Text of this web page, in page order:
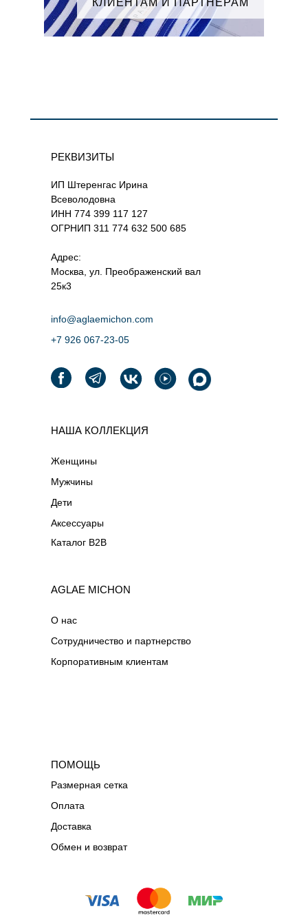
КЛИЕНТАМ И ПАРТНЁРАМ
Размерная сетка
ПОМОЩЬ
Оплата
Женщины
О нас
НАША КОЛЛЕКЦИЯ
AGLAE MICHON
+7 926 067-23-05‬
Мужчины
Дети
Аксессуары
Доставка
Сотрудничество и партнерство
Корпоративным клиентам
ИП Штеренгас Ирина
Всеволодовна
ИНН 774 399 117 127
ОГРНИП 311 774 632 500 685
Адрес:
Москва, ул. Преображенский вал
25к3
Обмен и возврат
info@aglaemichon.com
РЕКВИЗИТЫ
Каталог B2B